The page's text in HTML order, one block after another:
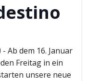
- Ab dem 16. Januar
Freitag in ein
unsere neue